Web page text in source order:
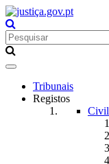
Toggle
navigationTribunais
Registos
Civil